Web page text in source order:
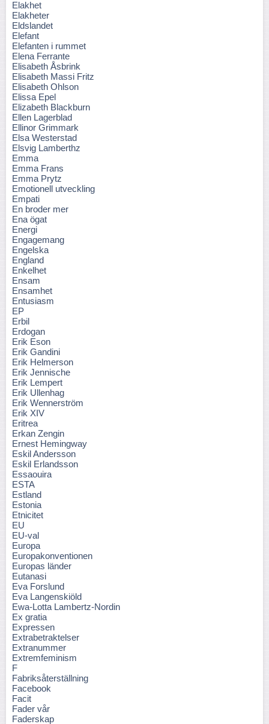
Elakhet
Elakheter
Eldslandet
Elefant
Elefanten i rummet
Elena Ferrante
Elisabeth Åsbrink
Elisabeth Massi Fritz
Elisabeth Ohlson
Elissa Epel
Elizabeth Blackburn
Ellen Lagerblad
Ellinor Grimmark
Elsa Westerstad
Elsvig Lamberthz
Emma
Emma Frans
Emma Prytz
Emotionell utveckling
Empati
En broder mer
Ena ögat
Energi
Engagemang
Engelska
England
Enkelhet
Ensam
Ensamhet
Entusiasm
EP
Erbil
Erdogan
Erik Eson
Erik Gandini
Erik Helmerson
Erik Jennische
Erik Lempert
Erik Ullenhag
Erik Wennerström
Erik XIV
Eritrea
Erkan Zengin
Ernest Hemingway
Eskil Andersson
Eskil Erlandsson
Essaouira
ESTA
Estland
Estonia
Etnicitet
EU
EU-val
Europa
Europakonventionen
Europas länder
Eutanasi
Eva Forslund
Eva Langenskiöld
Ewa-Lotta Lambertz-Nordin
Ex gratia
Expressen
Extrabetraktelser
Extranummer
Extremfeminism
F
Fabriksåterställning
Facebook
Facit
Fader vår
Faderskap